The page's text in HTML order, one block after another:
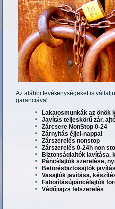
Az alábbi tevékenységeket is
garanciával:
Lakatosmunkák az önök
Javítás teljeskörű zár,
Zárcsere NonStop 0-24
Zárnyitás éjjel-nappal
Zárszerelés nonstop
Zárszerelés 0-24h non
Biztonságiajtók javítása,
Páncélajtók szerelése,
Betörésbiztosajtók
Vasajtók javítása,
Faborításúpáncélajtók
Védőpajzs felszerelés